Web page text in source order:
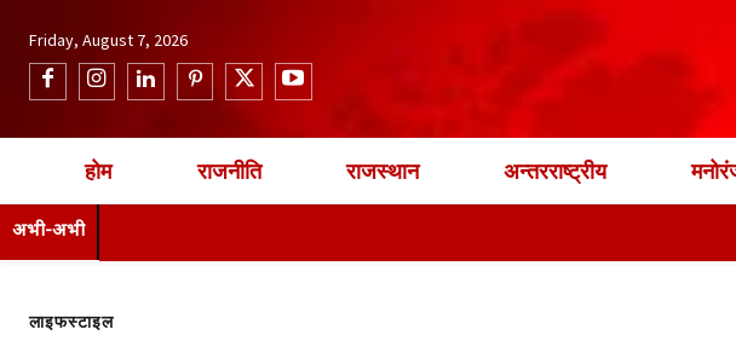
Friday, August 7, 2026
होम राजनीति राजस्थान अन्तरराष्ट्रीय
अभी-अभी
लाइफस्टाइल